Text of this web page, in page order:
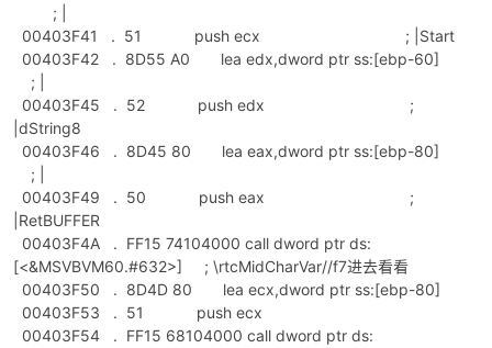
; |
00403F41 . 51 push ecx ; |Start
00403F42 . 8D55 A0 lea edx,dword ptr ss:[ebp-60]
; |
00403F45 . 52 push edx ;
|dString8
00403F46 . 8D45 80 lea eax,dword ptr ss:[ebp-80]
; |
00403F49 . 50 push eax ;
|RetBUFFER
00403F4A . FF15 74104000 call dword ptr ds:
[<&MSVBVM60.#632>] ; \rtcMidCharVar//f7进去看看
00403F50 . 8D4D 80 lea ecx,dword ptr ss:[ebp-80]
00403F53 . 51 push ecx
00403F54 . FF15 68104000 call dword ptr ds: